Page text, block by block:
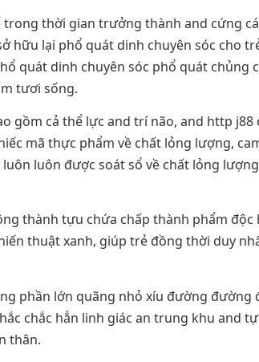
thời gian trưởng thành and cứng
hữu lại phổ quát dinh chuyên sóc cho
quát dinh chuyên sóc phổ quát chủng
tươi sống.
gồm cả thể lực and trí não, and http j88
mã thực phẩm về chất lỏng lượng,
luôn được soát sổ về chất lỏng
thành tựu chứa chấp thành phẩm độc
thuật xanh, giúp trẻ đồng thời duy
phần lớn quãng nhỏ xíu đường đường
chắc hẳn linh giác an trung khu and
thân.